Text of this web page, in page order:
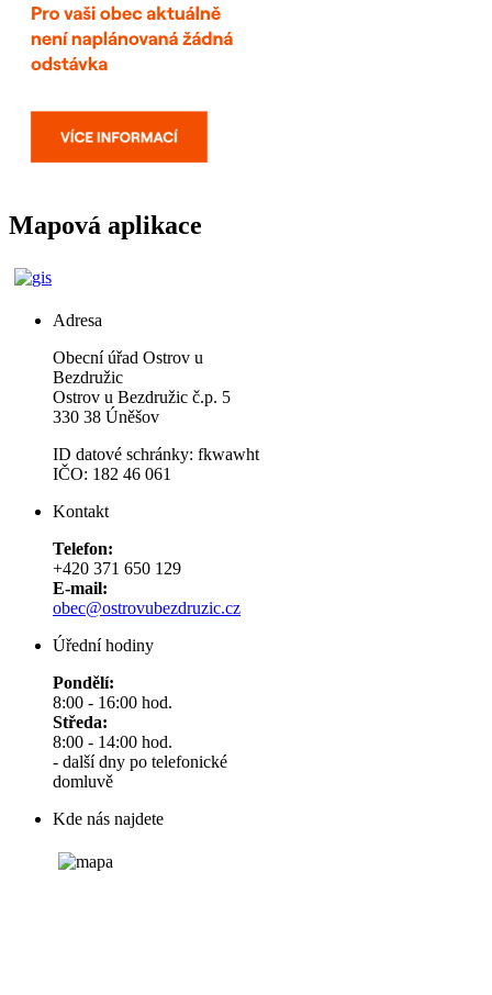
Mapová aplikace
Adresa
Obecní úřad Ostrov u
Bezdružic
Ostrov u Bezdružic č.p. 5
330 38 Úněšov
ID datové schránky: fkwawht
IČO: 182 46 061
Kontakt
Telefon:
+420 371 650 129
E-mail:
obec@ostrovubezdruzic.cz
Úřední hodiny
Pondělí:
8:00 - 16:00 hod.
Středa:
8:00 - 14:00 hod.
- další dny po telefonické
domluvě
Kde nás najdete